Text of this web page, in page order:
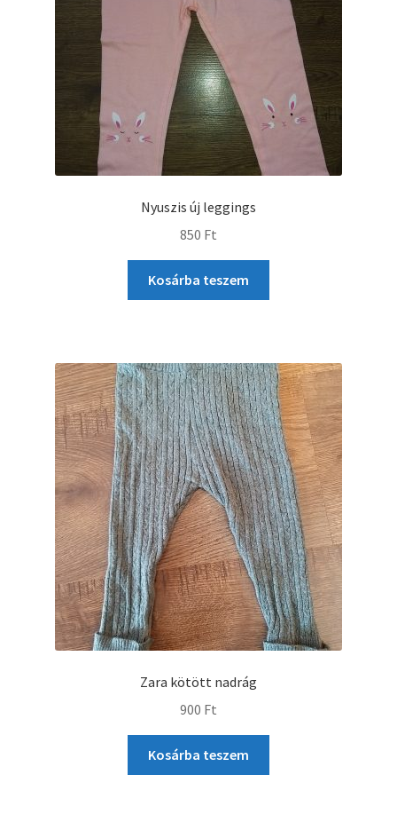
Nyuszis új leggings
850 Ft
Kosárba teszem
Zara kötött nadrág
900 Ft
Kosárba teszem